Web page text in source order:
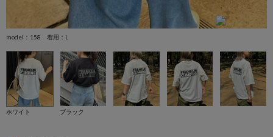
model：158 着用：L
ホワイト ブラック